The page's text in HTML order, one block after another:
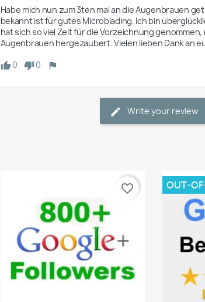
Habe mich nun zum 3ten mal an die Augenbrauen
bekannt ist für gutes Microblading. Ich bin
hat sich so viel Zeit für die Vorzeichnung
Augenbrauen hergezaubert. Vielen lieben Dank an
0
0
Write your review
favorite_border OUT-